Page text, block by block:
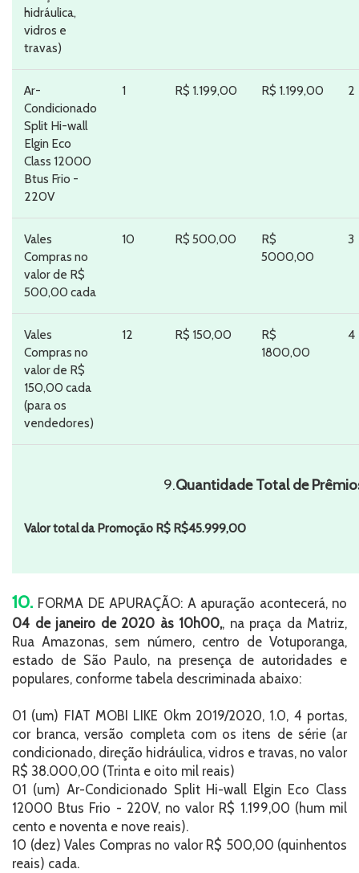
hidráulica,
vidros e
travas)
Ar-
Condicionado
Split Hi-wall
Elgin Eco
Class 12000
Btus Frio -
220V
1 R$ 1.199,00 R$ 1.199,00 2
Vales
Compras no
valor de R$
500,00 cada
10 R$ 500,00
R$
5000,00
3
Vales
Compras no
valor de R$
150,00 cada
(para os
vendedores)
12 R$ 150,00
R$
1800,00
4
9.Quantidade Total de
Valor total da Promoção R$ R$45.999,00
10. FORMA DE APURAÇÃO: A apuração acontecerá, no
04 de janeiro de 2020 às 10h00,, na praça da Matriz,
Rua Amazonas, sem número, centro de Votuporanga,
estado de São Paulo, na presença de autoridades e
populares, conforme tabela descriminada abaixo:
01 (um) FIAT MOBI LIKE 0km 2019/2020, 1.0, 4 portas,
cor branca, versão completa com os itens de série (ar
condicionado, direção hidráulica, vidros e travas, no valor
R$ 38.000,00 (Trinta e oito mil reais)
01 (um) Ar-Condicionado Split Hi-wall Elgin Eco Class
12000 Btus Frio - 220V, no valor R$ 1.199,00 (hum mil
cento e noventa e nove reais).
10 (dez) Vales Compras no valor R$ 500,00 (quinhentos
reais) cada.